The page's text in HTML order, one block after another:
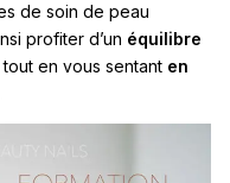
de soin de peau
profiter d’un équilibre
, tout en vous sentant en